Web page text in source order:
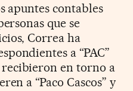
apuntes contables
que se
Correa ha
a “PAC”
recibieron en torno a
a “Paco Cascos” y